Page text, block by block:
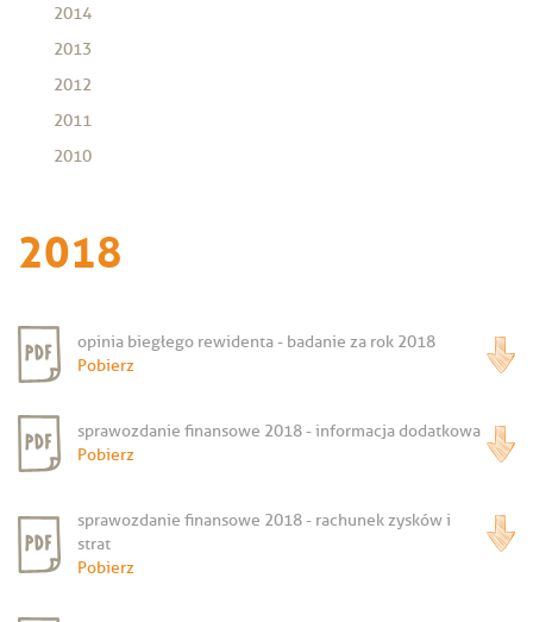
2014
2013
2012
2011
2010
2018
opinia biegłego rewidenta - badanie za rok 2018
Pobierz
sprawozdanie finansowe 2018 - informacja dodatkowa
Pobierz
sprawozdanie finansowe 2018 - rachunek zysków i
strat
Pobierz